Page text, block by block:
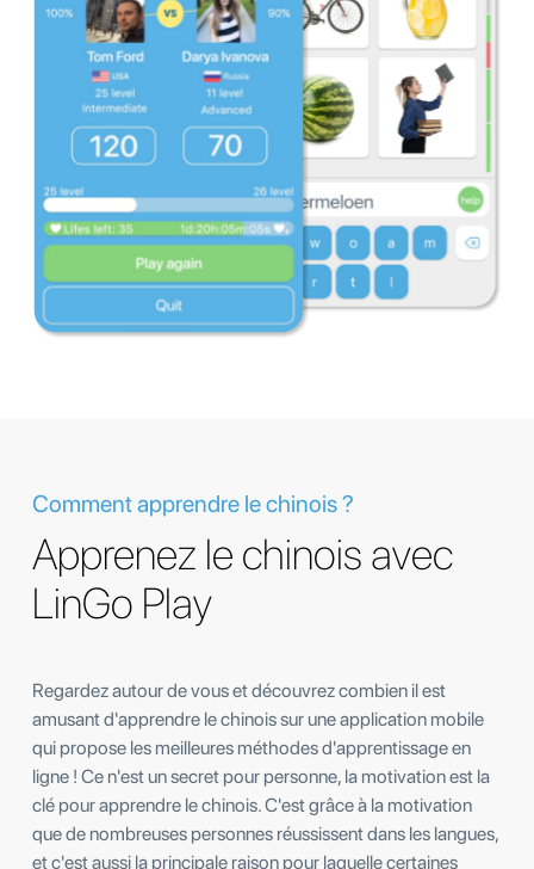
Comment apprendre le chinois ?
Apprenez le chinois avec
LinGo Play
Regardez autour de vous et découvrez combien il est
amusant d'apprendre le chinois sur une application mobile
qui propose les meilleures méthodes d'apprentissage en
ligne ! Ce n'est un secret pour personne, la motivation est la
clé pour apprendre le chinois. C'est grâce à la motivation
que de nombreuses personnes réussissent dans les langues,
et c'est aussi la principale raison pour laquelle certaines